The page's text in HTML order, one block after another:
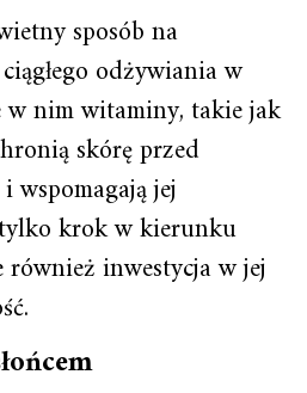
sposób na
odżywiania w
nim witaminy, takie jak
skórę przed
jej
krok w kierunku
również inwestycja w jej